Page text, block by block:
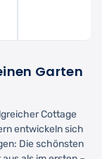
Garten
Cottage
entwickeln sich
Die schönsten